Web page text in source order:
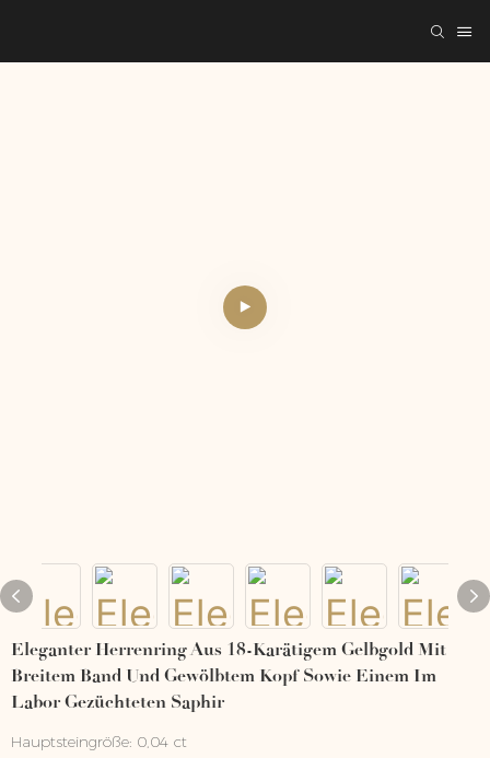
Eleganter Herrenring Aus 18-Karätigem Gelbgold Mit
Breitem Band Und Gewölbtem Kopf Sowie Einem Im
Labor Gezüchteten Saphir
Hauptsteingröße: 0,04 ct